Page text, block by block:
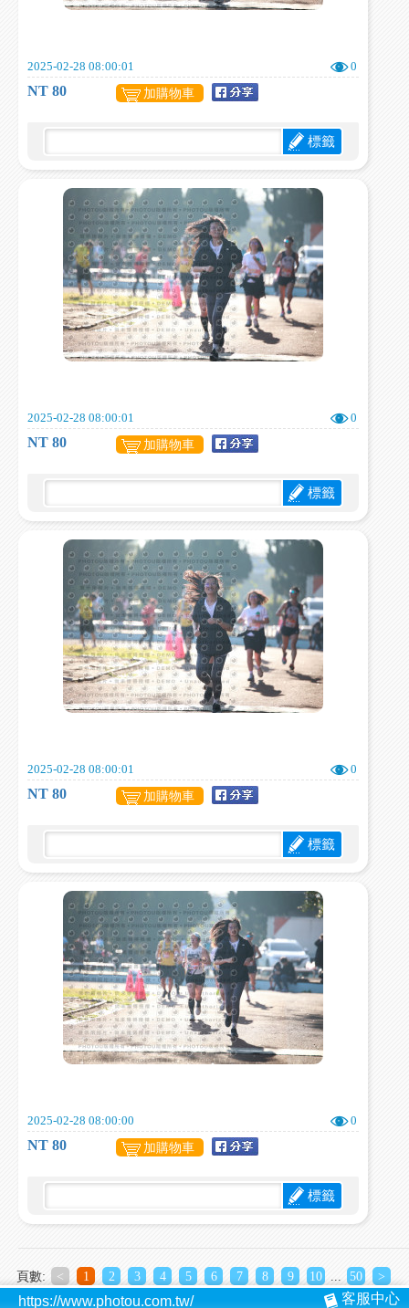
2025-02-28 08:00:01 0
NT 80 加購物車
標籤
2025-02-28 08:00:01 0
NT 80 加購物車
標籤
2025-02-28 08:00:01 0
NT 80 加購物車
標籤
2025-02-28 08:00:00 0
NT 80 加購物車
標籤
頁數: < 1 2 3 4 5 6 7 8 9 10 50 >
https://www.photou.com.tw/ 客服中心